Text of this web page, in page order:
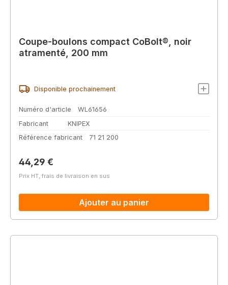
Coupe-boulons compact CoBolt®, noir
atramenté, 200 mm
Disponible prochainement
Numéro d'article
WL61656
Fabricant
KNIPEX
Référence fabricant
71 21 200
Prix régulier :
44,29 €
Prix HT, frais de livraison en sus
Ajouter au panier